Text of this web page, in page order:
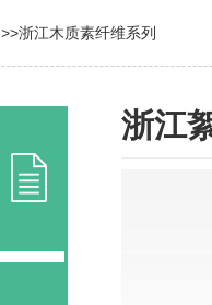
>>浙江木质素纤维系列
浙江